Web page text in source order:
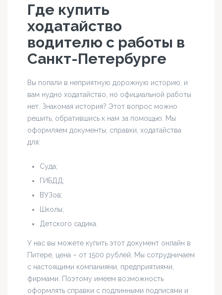
Где купить
ходатайство
водителю с работы в
Санкт-Петербурге
Вы попали в неприятную дорожную историю, и
вам нудно ходатайство, но официальной работы
нет. Знакомая история? Этот вопрос можно
решить, обратившись к нам за помощью. Мы
оформляем документы, справки, ходатайства
для:
Суда;
ГИБДД;
ВУЗов;
Школы;
Детского садика.
У нас вы можете купить этот документ онлайн в
Питере, цена – от 1500 рублей. Мы сотрудничаем
с настоящими компаниями, предприятиями,
фирмами. Поэтому имеем возможность
оформлять справки с подлинными подписями и